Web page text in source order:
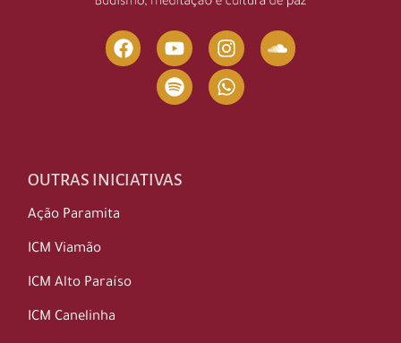
the chance to win big. So why wait? Join the
online betting revolution and immerse yourself
in a world of thrilling action and limitless
OUTRAS INICIATIVAS
Ação Paramita
ICM Viamão
ICM Alto Paraíso
ICM Canelinha